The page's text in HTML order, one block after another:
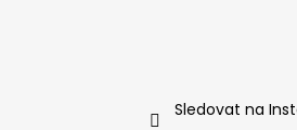
Sledovat na